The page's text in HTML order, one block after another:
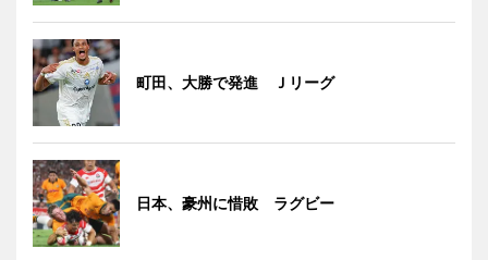
町田、大勝で発進 Ｊリーグ
日本、豪州に惜敗 ラグビー